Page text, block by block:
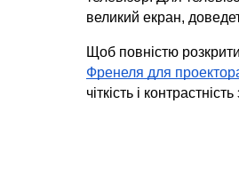
великий екран,
Щоб повністю
Френеля для
чіткість і